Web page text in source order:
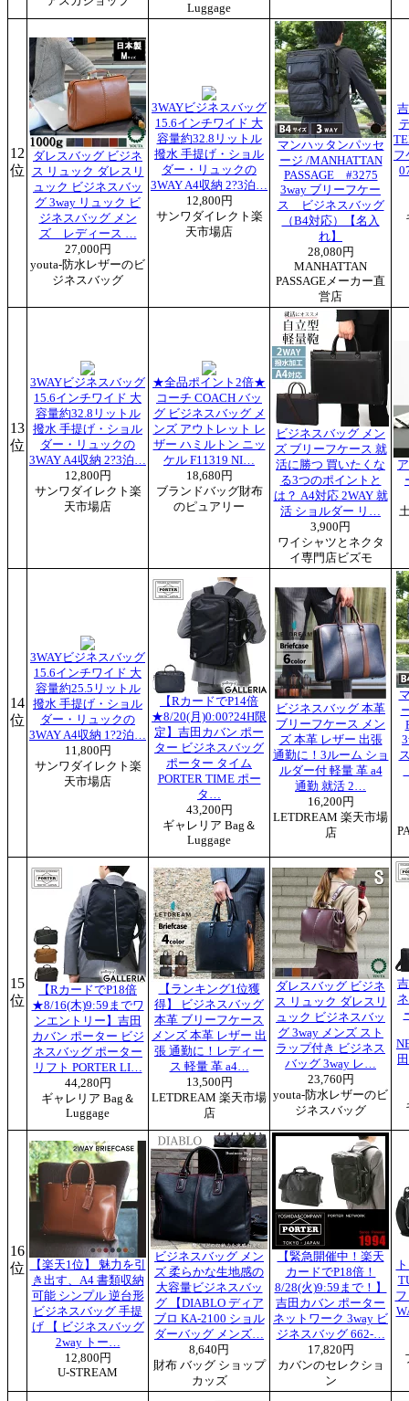
Luggage
12
位
ダレスバッグ ビジネ
ス リュック ダレスリ
ュック ビジネスバッ
グ 3way リュック ビ
ジネスバッグ メン
ズ レディース …
27,000円
youta-防水レザーのビ
ジネスバッグ
3WAYビジネスバッグ
15.6インチワイド 大
容量約32.8リットル
撥水 手提げ・ショル
ダー・リュックの
3WAY A4収納 2?3泊…
12,800円
サンワダイレクト楽
天市場店
マンハッタンパッセ
ージ /MANHATTAN
PASSAGE #3275
3way ブリーフケー
ス ビジネスバッグ
（B4対応）【名入
れ】
28,080円
MANHATTAN
PASSAGEメーカー直
営店
フ
13
位
3WAYビジネスバッグ
15.6インチワイド 大
容量約32.8リットル
撥水 手提げ・ショル
ダー・リュックの
3WAY A4収納 2?3泊…
12,800円
サンワダイレクト楽
天市場店
★全品ポイント2倍★
コーチ COACH バッ
グ ビジネスバッグ メ
ンズ アウトレット レ
ザー ハミルトン ニッ
ケル F11319 NI…
18,680円
ブランドバッグ財布
のピュアリー
ビジネスバッグ メン
ズ ブリーフケース 就
活に勝つ 買いたくな
る3つのポイントと
は？ A4対応 2WAY 就
活 ショルダー リ…
3,900円
ワイシャツとネクタ
イ専門店ビズモ
14
位
3WAYビジネスバッグ
15.6インチワイド 大
容量約25.5リットル
撥水 手提げ・ショル
ダー・リュックの
3WAY A4収納 1?2泊…
11,800円
サンワダイレクト楽
天市場店
【RカードでP14倍
★8/20(月)0:00?24H限
定】吉田カバン ポー
ター ビジネスバッグ
ポーター タイム
PORTER TIME ポー
タ…
43,200円
ギャレリア Bag＆
Luggage
ビジネスバッグ 本革
ブリーフケース メン
ズ 本革 レザー 出張
通勤に！3ルーム ショ
ルダー付 軽量 革 a4
通勤 就活 2…
16,200円
LETDREAM 楽天市場
店
15
位
【RカードでP18倍
★8/16(木)9:59までワ
ンエントリー】吉田
カバン ポーター ビジ
ネスバッグ ポーター
リフト PORTER LI…
44,280円
ギャレリア Bag＆
Luggage
【ランキング1位獲
得】 ビジネスバッグ
本革 ブリーフケース
メンズ 本革 レザー 出
張 通勤に！レディー
ス 軽量 革 a4…
13,500円
LETDREAM 楽天市場
店
ダレスバッグ ビジネ
ス リュック ダレスリ
ュック ビジネスバッ
グ 3way メンズ スト
ラップ付き ビジネス
バッグ 3way レ…
23,760円
youta-防水レザーのビ
ジネスバッグ
16
位
【楽天1位】 魅力を引
き出す、A4 書類収納
可能 シンプル 逆台形
ビジネスバッグ 手提
げ 【 ビジネスバッグ
2way トー…
12,800円
U-STREAM
ビジネスバッグ メン
ズ 柔らかな生地感の
大容量ビジネスバッ
グ 【DIABLO ディア
ブロ KA-2100 ショル
ダーバッグ メンズ…
8,640円
財布 バッグ ショップ
カッズ
【緊急開催中！楽天
カードでP18倍！
8/28(火)9:59まで！】
吉田カバン ポーター
ネットワーク 3way ビ
ジネスバッグ 662-…
17,820円
カバンのセレクショ
ン